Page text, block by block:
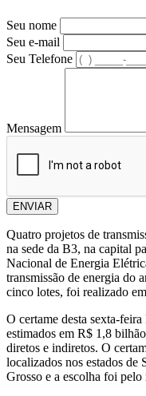
Seu nome
Seu e-mail
Seu Telefone
Mensagem
ENVIAR
Quatro projetos de
na sede da B3, na capital
Nacional de Energia
transmissão de energia do
cinco lotes, foi realizado
O certame desta sexta-
estimados em R$ 1,8
diretos e indiretos. O
localizados nos estados
Grosso e a escolha foi pelo